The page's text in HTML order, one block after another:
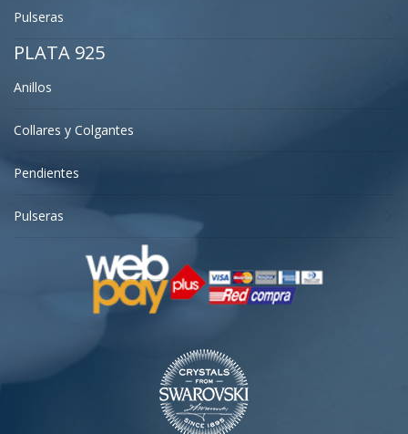
Pulseras
PLATA 925
Anillos
Collares y Colgantes
Pendientes
Pulseras